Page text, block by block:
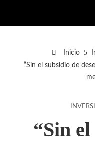
Inicio
“Sin el subsidio de
“Sin